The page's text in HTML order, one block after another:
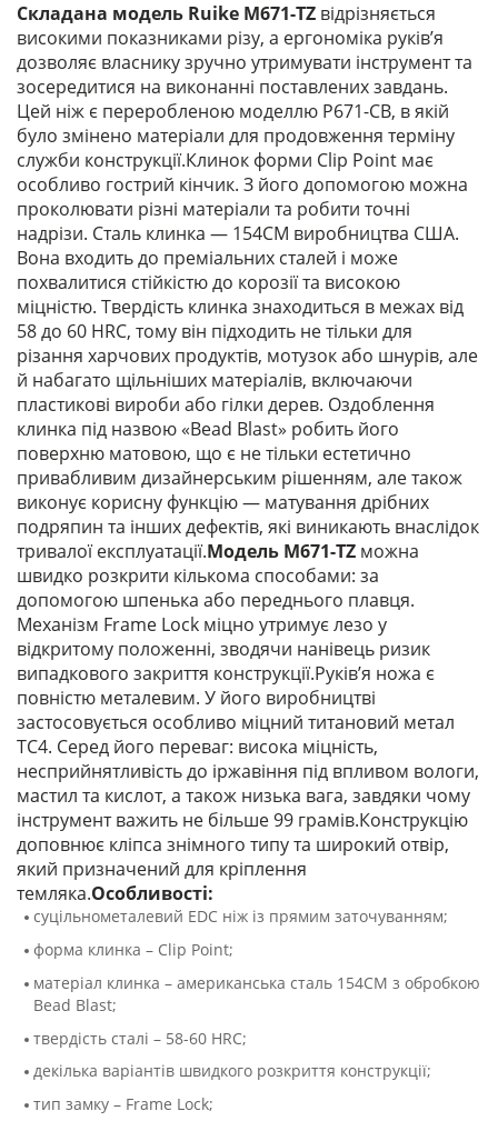
Складана модель Ruike M671-TZ відрізняється
високими показниками різу, а ергономіка руків’я
дозволяє власнику зручно утримувати інструмент та
зосередитися на виконанні поставлених завдань.
Цей ніж є переробленою моделлю P671-CB, в якій
було змінено матеріали для продовження терміну
служби конструкції.Клинок форми Clip Point має
особливо гострий кінчик. З його допомогою можна
проколювати різні матеріали та робити точні
надрізи. Сталь клинка — 154СМ виробництва США.
Вона входить до преміальних сталей і може
похвалитися стійкістю до корозії та високою
міцністю. Твердість клинка знаходиться в межах від
58 до 60 HRC, тому він підходить не тільки для
різання харчових продуктів, мотузок або шнурів, але
й набагато щільніших матеріалів, включаючи
пластикові вироби або гілки дерев. Оздоблення
клинка під назвою «Bead Blast» робить його
поверхню матовою, що є не тільки естетично
привабливим дизайнерським рішенням, але також
виконує корисну функцію — матування дрібних
подряпин та інших дефектів, які виникають внаслідок
тривалої експлуатації.Модель M671-TZ можна
швидко розкрити кількома способами: за
допомогою шпенька або переднього плавця.
Механізм Frame Lock міцно утримує лезо у
відкритому положенні, зводячи нанівець ризик
випадкового закриття конструкції.Руків’я ножа є
повністю металевим. У його виробництві
застосовується особливо міцний титановий метал
ТС4. Серед його переваг: висока міцність,
несприйнятливість до іржавіння під впливом вологи,
мастил та кислот, а також низька вага, завдяки чому
інструмент важить не більше 99 грамів.Конструкцію
доповнює кліпса знімного типу та широкий отвір,
який призначений для кріплення
темляка.Особливості:
суцільнометалевий EDC ніж із прямим заточуванням;
форма клинка – Clip Point;
матеріал клинка – американська сталь 154СМ з обробкою
Bead Blast;
твердість сталі – 58-60 HRC;
декілька варіантів швидкого розкриття конструкції;
тип замку – Frame Lock;